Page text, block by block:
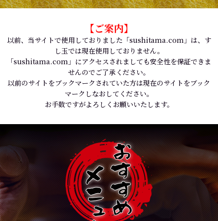
【ご案内】
以前、当サイトで使用しておりました「sushitama.com」は、す
し玉では現在使用しておりません。
「sushitama.com」にアクセスされましても安全性を保証できま
せんのでご了承ください。
以前のサイトをブックマークされていた方は現在のサイトをブック
マークしなおしてください。
お手数ですがよろしくお願いいたします。